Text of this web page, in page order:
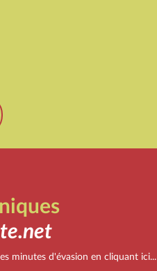
minutes d'évasion en cliquant ici...